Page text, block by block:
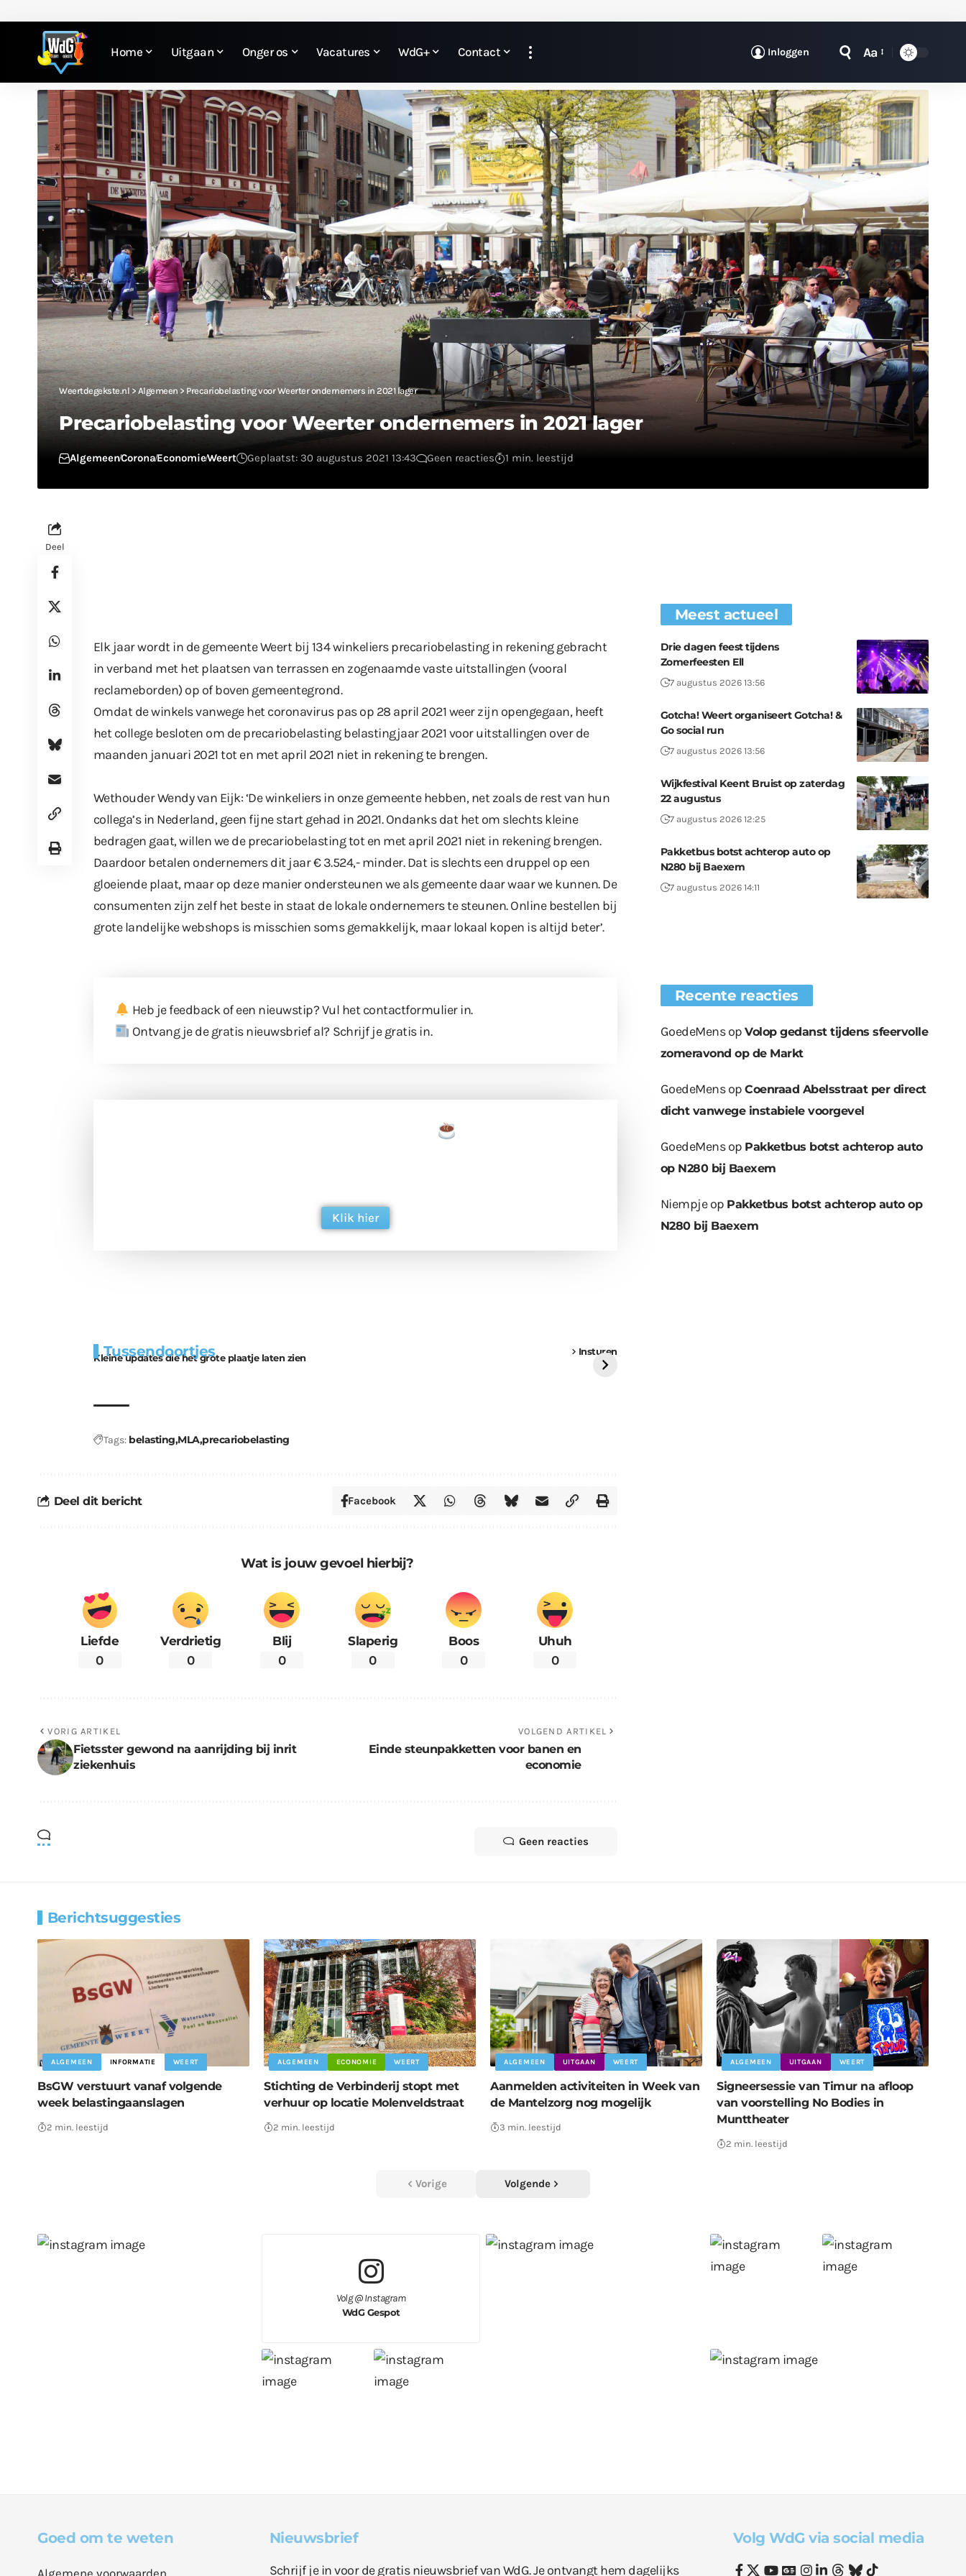
Home Uitgaan Onger os Vacatures WdG+ Contact Inloggen Aa
Weertdegekste.nl >Algemeen > Precariobelasting voor Weerter ondernemers in 2021 lager
Precariobelasting voor Weerter ondernemers in 2021 lager
AlgemeenCoronaEconomieWeert Geplaatst: 30 augustus 2021 13:43 Geen reacties 1 min. leestijd
Deel
Elk jaar wordt in de gemeente Weert bij 134 winkeliers precariobelasting in rekening gebracht
in verband met het plaatsen van terrassen en zogenaamde vaste uitstallingen (vooral
reclameborden) op of boven gemeentegrond.
Omdat de winkels vanwege het coronavirus pas op 28 april 2021 weer zijn opengegaan, heeft
het college besloten om de precariobelasting belastingjaar 2021 voor uitstallingen over de
maanden januari 2021 tot en met april 2021 niet in rekening te brengen.
Wethouder Wendy van Eijk: ‘De winkeliers in onze gemeente hebben, net zoals de rest van hun
collega’s in Nederland, geen fijne start gehad in 2021. Ondanks dat het om slechts kleine
bedragen gaat, willen we de precariobelasting tot en met april 2021 niet in rekening brengen.
Daardoor betalen ondernemers dit jaar € 3.524,- minder. Dat is slechts een druppel op een
gloeiende plaat, maar op deze manier ondersteunen we als gemeente daar waar we kunnen. De
consumenten zijn zelf het beste in staat de lokale ondernemers te steunen. Online bestellen bij
grote landelijke webshops is misschien soms gemakkelijk, maar lokaal kopen is altijd beter’.
Heb je feedback of een nieuwstip? Vul het contactformulierin.
Ontvang je de gratis nieuwsbrief al? Schrijf je gratis in.
Klik hier
Tussendoortjes Insturen
Kleine updates die het grote plaatje laten zien
bouwmateriaal voor
kabouters
uitdaging
Tags: belasting MLAprecariobelasting
Deel dit bericht Facebook
Wat is jouw gevoel hierbij?
Liefde
0
Verdrietig
0
Blij
0
Slaperig
0
Boos
0
Uhuh
0
VORIG ARTIKEL
Fietsster gewond na aanrijding bij inrit
ziekenhuis
VOLGEND ARTIKEL
Einde steunpakketten voor banen en
economie
Geen reacties
Meest actueel
Drie dagen feest tijdens
Zomerfeesten Ell
7 augustus 2026 13:56
Gotcha! Weert organiseert Gotcha! &
Go social run
7 augustus 2026 13:56
Wijkfestival Keent Bruist op zaterdag
22 augustus
7 augustus 2026 12:25
Pakketbus botst achterop auto op
N280 bij Baexem
7 augustus 2026 14:11
Recente reacties
GoedeMensopVolop gedanst tijdens sfeervolle
zomeravond op de Markt
GoedeMensopCoenraad Abelsstraat per direct
dicht vanwege instabiele voorgevel
GoedeMensop Pakketbus botst achterop auto
op N280 bij Baexem
Niempjeop Pakketbus botst achterop auto op
N280 bij Baexem
Berichtsuggesties
ALGEMEEN INFORMATIE WEERT
BsGW verstuurt vanaf volgende
week belastingaanslagen
2 min. leestijd
ALGEMEEN ECONOMIE WEERT
Stichting de Verbinderij stopt met
verhuur op locatie Molenveldstraat
2 min. leestijd
ALGEMEEN UITGAAN WEERT
Aanmelden activiteiten in Week van
de Mantelzorg nog mogelijk
3 min. leestijd
ALGEMEEN UITGAAN WEERT
Signeersessie van Timur na afloop
van voorstelling No Bodies in
Munttheater
2 min. leestijd
Vorige Volgende
Volg @ Instagram
WdG Gespot
Goed om te weten
Algemene voorwaarden
Nieuwsbrief
Schrijf je in voor de gratis nieuwsbrief van WdG. Je ontvangt hem dagelijks
Volg WdG via social media